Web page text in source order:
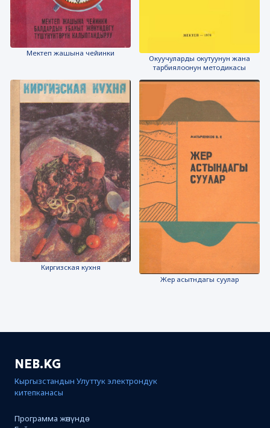
Мектеп жашына чейинки
Окуучуларды окутуунун жана
тарбиялоонун методикасы
Киргизская кухня
Жер асытндагы суулар
NEB.KG
Кыргызстандын Улуттук электрондук
китепканасы
Программа жөнүндө